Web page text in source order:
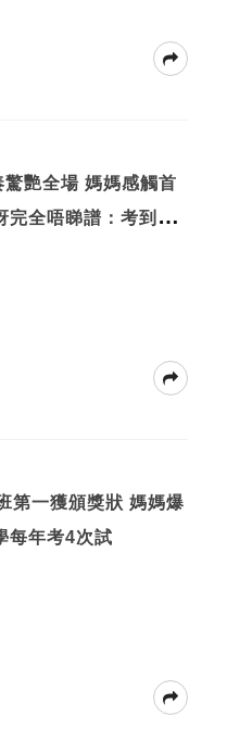
艷全場 媽媽感觸首
完全唔睇譜：考到第
第一獲頒獎狀 媽媽爆
每年考4次試